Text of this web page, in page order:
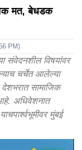
मत, बेधडक
PM)
संवेदनशील विषयांवर
चर्चेत आलेल्या
सामाजिक
अधिवेशनात
मुंबई